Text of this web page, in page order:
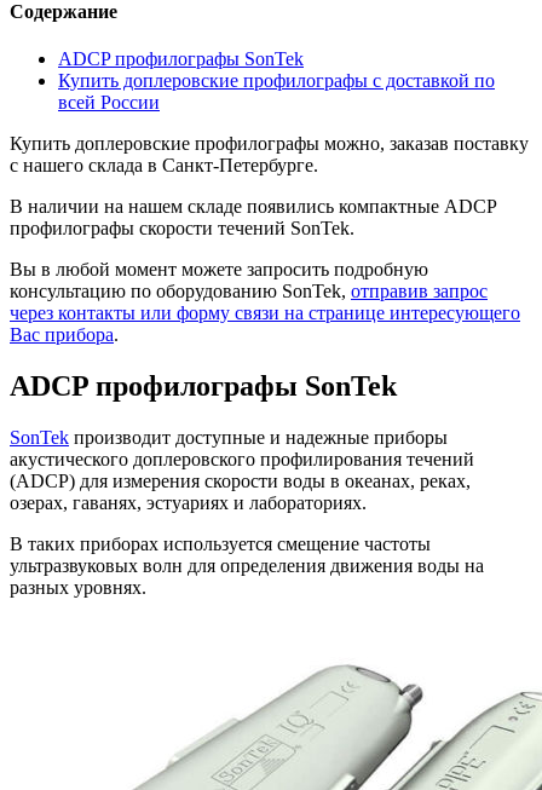
Содержание
ADCP профилографы SonTek
Купить доплеровские профилографы с доставкой по
всей России
Купить доплеровские профилографы можно, заказав поставку
с нашего склада в Санкт-Петербурге.
В наличии на нашем складе появились компактные ADCP
профилографы скорости течений SonTek.
Вы в любой момент можете запросить подробную
консультацию по оборудованию SonTek, отправив запрос
через контакты или форму связи на странице интересующего
Вас прибора.
ADCP профилографы SonTek
SonTek производит доступные и надежные приборы
акустического доплеровского профилирования течений
(ADCP) для измерения скорости воды в океанах, реках,
озерах, гаванях, эстуариях и лабораториях.
В таких приборах используется смещение частоты
ультразвуковых волн для определения движения воды на
разных уровнях.